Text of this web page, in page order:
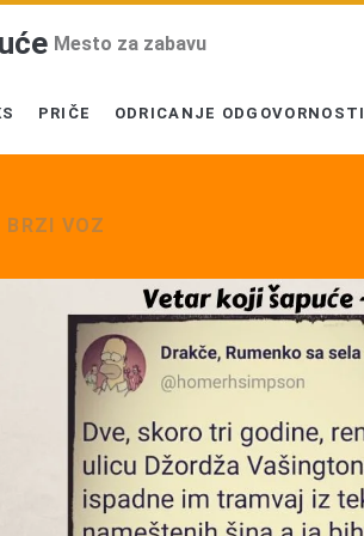
Mesto za zabavu
PRIČE ODRICANJE ODGOVORNOSTI
BRZI VOZ